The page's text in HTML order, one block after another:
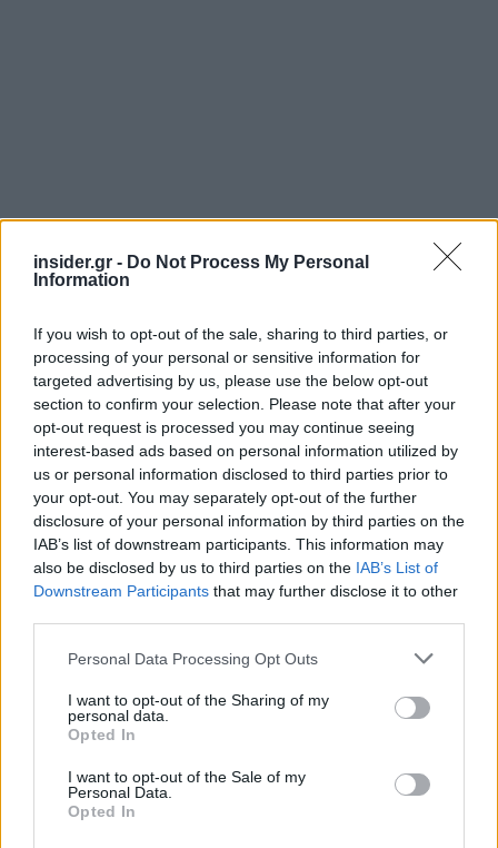
insider.gr - Do Not Process My Personal
Information
If you wish to opt-out of the sale, sharing to third parties, or
processing of your personal or sensitive information for
targeted advertising by us, please use the below opt-out
section to confirm your selection. Please note that after your
opt-out request is processed you may continue seeing
interest-based ads based on personal information utilized by
us or personal information disclosed to third parties prior to
your opt-out. You may separately opt-out of the further
disclosure of your personal information by third parties on the
IAB’s list of downstream participants. This information may
also be disclosed by us to third parties on the IAB’s List of
Downstream Participants that may further disclose it to other
Please note that this website/app uses one or more Google
not limited to your visit or usage behaviour. You may click to
grant or deny consent to Google and its third-party tags to
use your data for below specified purposes in below Google
consent section.
Personal Data Processing Opt Outs
I want to opt-out of the Sharing of my
personal data.
Opted In
I want to opt-out of the Sale of my
Personal Data.
Opted In
«Η εξέλιξη αυτή προστατεύει τον κόπο των
Ελλήνων ελαιοπαραγωγών και αποτρέπει τον
κίνδυνο να δημιουργηθούν αδικαιολόγητα εμπόδια
για ένα πολύ σημαντικό μέρος της ελληνικής
παραγωγής ελαιολάδου, που σύμφωνα με τα
διαθέσιμα επιστημονικά στοιχεία φτάνει περίπου
το 1/3 της συνολικής παραγωγής. Διασφαλίζει τη
διεθνή αναγνώριση της ποιότητας του ελληνικού
μπορεί, με τεχνική προετοιμασία, επιστημονική
τεκμηρίωση και συντονισμένη διπλωματική